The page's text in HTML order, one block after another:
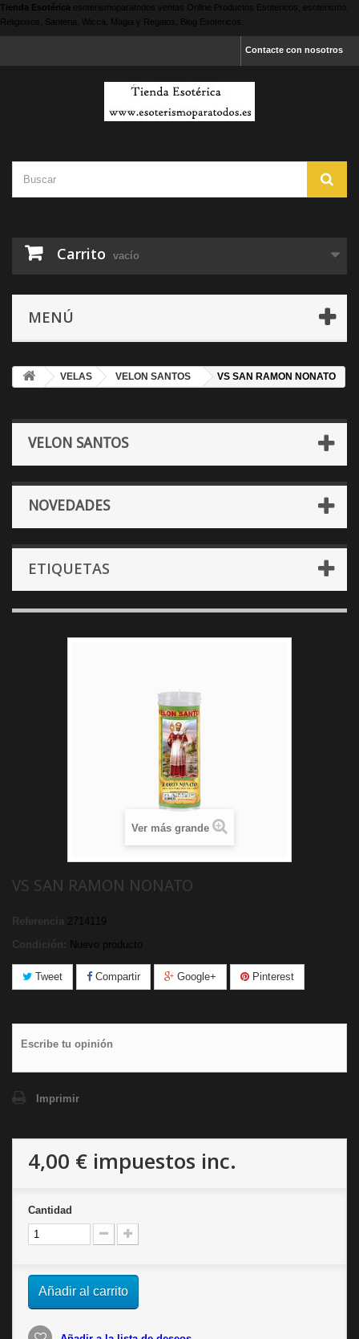
Tienda Esotérica esoterismoparatodos ventas Online Productos Esotericos, esoterismo,
Religiosos, Santeria, Wicca, Magia y Regalos, Blog Esotericos.
Contacte con nosotros
Carrito vacío
MENÚ
VELAS VELON SANTOS VS SAN RAMON NONATO
VELON SANTOS
NOVEDADES
ETIQUETAS
Ver más grande
VS SAN RAMON NONATO
Referencia 2714119
Condición: Nuevo producto
Tweet Compartir Google+ Pinterest
Escribe tu opinión
Imprimir
4,00 € impuestos inc.
Cantidad
Añadir al carrito